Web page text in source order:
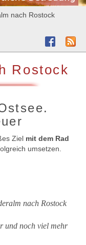
nach Rostock
Rostock
Ziel mit dem Rad
umsetzen.
nach Rostock
und noch viel mehr